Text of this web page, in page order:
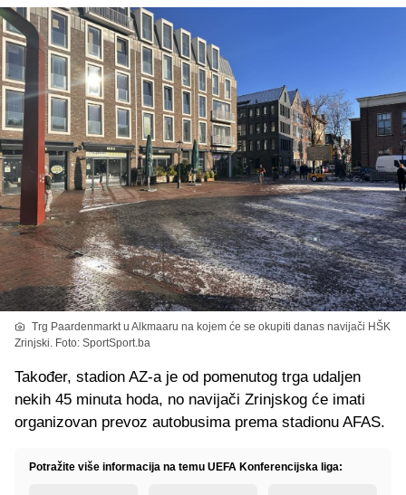
Trg Paardenmarkt u Alkmaaru na kojem će se okupiti danas navijači HŠK
Zrinjski. Foto: SportSport.ba
Također, stadion AZ-a je od pomenutog trga udaljen
nekih 45 minuta hoda, no navijači Zrinjskog će imati
organizovan prevoz autobusima prema stadionu AFAS.
Potražite više informacija na temu UEFA Konferencijska liga: